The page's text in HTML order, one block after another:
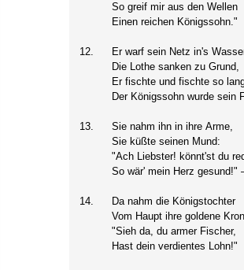
So greif mir aus den Wellen
Einen reichen Königssohn."
12.
Er warf sein Netz in's
Die Lothe sanken zu Grund,
Er fischte und fischte so
Der Königssohn wurde sein
13.
Sie nahm ihn in ihre Arme,
Sie küßte seinen Mund:
"Ach Liebster! könnt'st du
So wär' mein Herz gesund!"
14.
Da nahm die Königstochter
Vom Haupt ihre goldene
"Sieh da, du armer Fischer,
Hast dein verdientes Lohn!"